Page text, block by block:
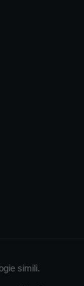
simili.